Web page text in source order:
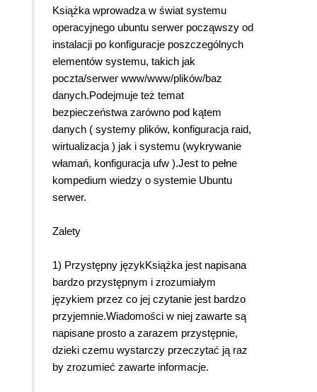
Książka wprowadza w świat systemu
operacyjnego ubuntu serwer począwszy od
instalacji po konfiguracje poszczególnych
elementów systemu, takich jak
poczta/serwer www/www/plików/baz
danych.Podejmuje też temat
bezpieczeństwa zarówno pod kątem
danych ( systemy plików, konfiguracja raid,
wirtualizacja ) jak i systemu (wykrywanie
włamań, konfiguracja ufw ).Jest to pełne
kompedium wiedzy o systemie Ubuntu
serwer.
Zalety
1) Przystępny językKsiążka jest napisana
bardzo przystępnym i zrozumiałym
językiem przez co jej czytanie jest bardzo
przyjemnie.Wiadomości w niej zawarte są
napisane prosto a zarazem przystępnie,
dzieki czemu wystarczy przeczytać ją raz
by zrozumieć zawarte informacje.